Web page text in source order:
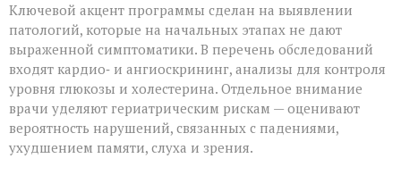
Ключевой акцент программы сделан на выявлении
патологий, которые на начальных этапах не дают
выраженной симптоматики. В перечень обследований
входят кардио‑ и ангиоскрининг, анализы для контроля
уровня глюкозы и холестерина. Отдельное внимание
врачи уделяют гериатрическим рискам — оценивают
вероятность нарушений, связанных с падениями,
ухудшением памяти, слуха и зрения.